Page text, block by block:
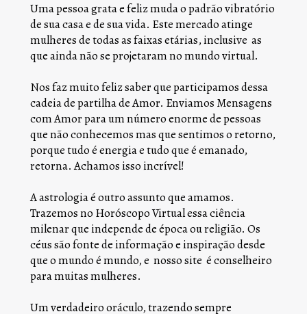
Uma pessoa grata e feliz muda o padrão vibratório
de sua casa e de sua vida. Este mercado atinge
mulheres de todas as faixas etárias, inclusive  as
que ainda não se projetaram no mundo virtual.
Nos faz muito feliz saber que participamos dessa
cadeia de partilha de Amor. Enviamos Mensagens
com Amor para um número enorme de pessoas
que não conhecemos mas que sentimos o retorno,
porque tudo é energia e tudo que é emanado,
retorna. Achamos isso incrível!
A astrologia é outro assunto que amamos.
Trazemos no Horóscopo Virtual essa ciência
milenar que independe de época ou religião. Os
céus são fonte de informação e inspiração desde
que o mundo é mundo, e  nosso site  é conselheiro
para muitas mulheres.
Um verdadeiro oráculo, trazendo sempre